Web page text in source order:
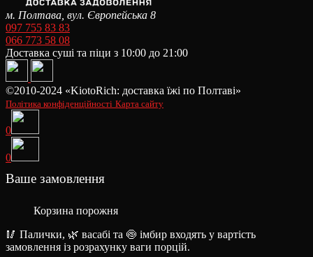
м. Полтава, вул. Європейська 8
097 755 83 83
066 773 58 08
Доставка суші та піци з 10:00 до 21:00
©2010-2024 «KiotoRich: доставка їжі по Полтаві»
Політика конфіденційності Карта сайту
0
0
Ваше замовлення
Корзина порожня
🥢 Палички, 🌿 васабі та 🍥 імбир входять у вартість
замовлення із розрахунку ваги порцій.